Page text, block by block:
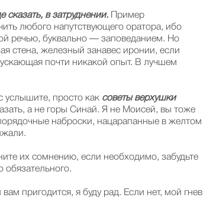
сказать, в затруднении. Пример
любого напутствующего оратора, ибо
речью, буквально — заповеданием. Но
стена, железный занавес иронии, если
почти никакой опыт. В лучшем
услышите, просто как советы верхушки
а не горы Синай. Я не Моисей, вы тоже
наброски, нацарапанные в желтом
их сомнению, если необходимо, забудьте
обязательного.
пригодится, я буду рад. Если нет, мой гнев